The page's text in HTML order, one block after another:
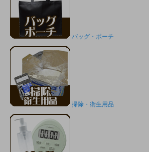
バッグ・ポーチ
掃除・衛生用品